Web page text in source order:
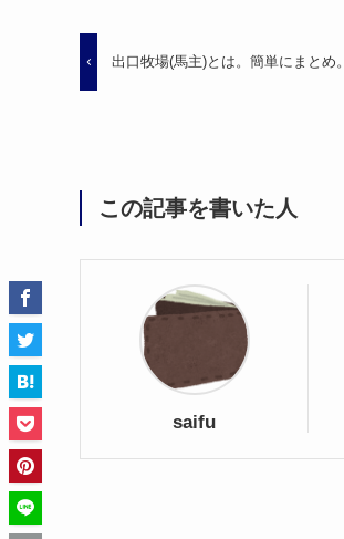
出口牧場(馬主)とは。簡単にまとめ。
この記事を書いた人
saifu